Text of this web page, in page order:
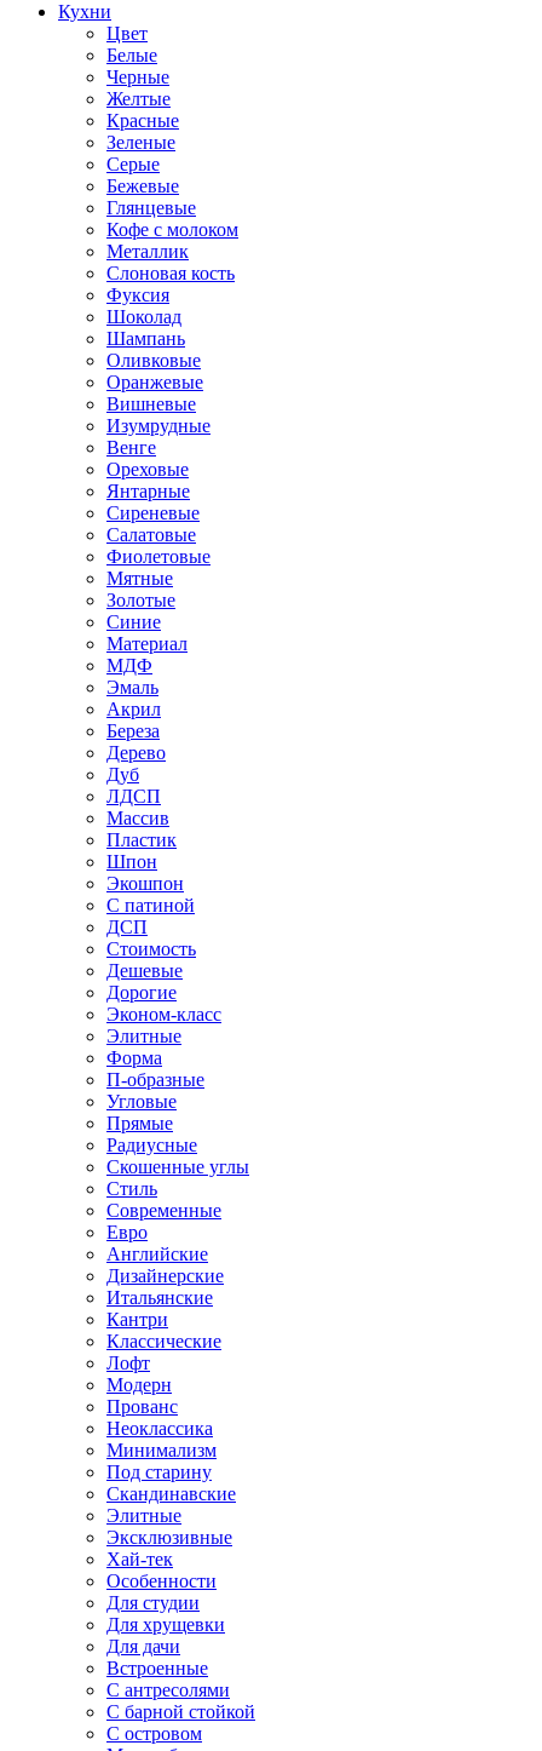
Кухни
Цвет
Белые
Черные
Желтые
Красные
Зеленые
Серые
Бежевые
Глянцевые
Кофе с молоком
Металлик
Слоновая кость
Фуксия
Шоколад
Шампань
Оливковые
Оранжевые
Вишневые
Изумрудные
Венге
Ореховые
Янтарные
Сиреневые
Салатовые
Фиолетовые
Мятные
Золотые
Синие
Материал
МДФ
Эмаль
Акрил
Береза
Дерево
Дуб
ЛДСП
Массив
Пластик
Шпон
Экошпон
С патиной
ДСП
Стоимость
Дешевые
Дорогие
Эконом-класс
Элитные
Форма
П-образные
Угловые
Прямые
Радиусные
Скошенные углы
Стиль
Современные
Евро
Английские
Дизайнерские
Итальянские
Кантри
Классические
Лофт
Модерн
Прованс
Неоклассика
Минимализм
Под старину
Скандинавские
Элитные
Эксклюзивные
Хай-тек
Особенности
Для студии
Для хрущевки
Для дачи
Встроенные
С антресолями
С барной стойкой
С островом